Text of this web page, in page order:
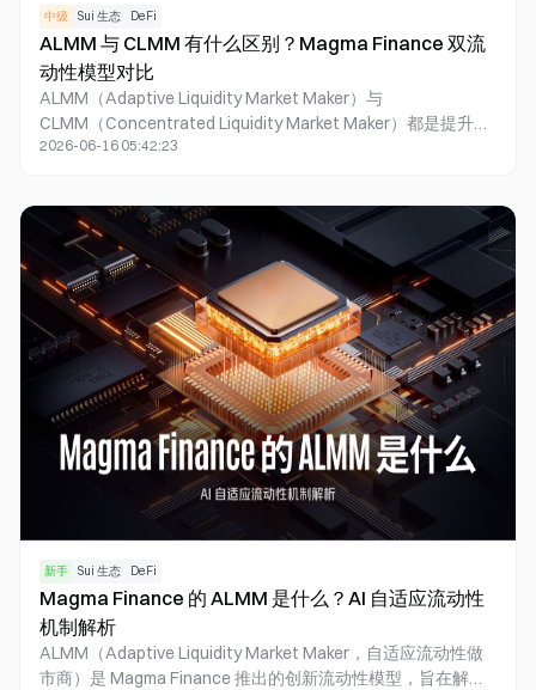
中级 Sui 生态 DeFi
ALMM 与 CLMM 有什么区别？Magma Finance 双流
动性模型对比
ALMM（Adaptive Liquidity Market Maker）与
CLMM（Concentrated Liquidity Market Maker）都是提升
DeFi 流动性资本效率的重要机制，但两者采用不同的流动性管
流动性，从而降低操作复杂度。
2026-06-16 05:42:23
新手 Sui 生态 DeFi
Magma Finance 的 ALMM 是什么？AI 自适应流动性
机制解析
ALMM（Adaptive Liquidity Market Maker，自适应流动性做
市商）是 Magma Finance 推出的创新流动性模型，旨在解决